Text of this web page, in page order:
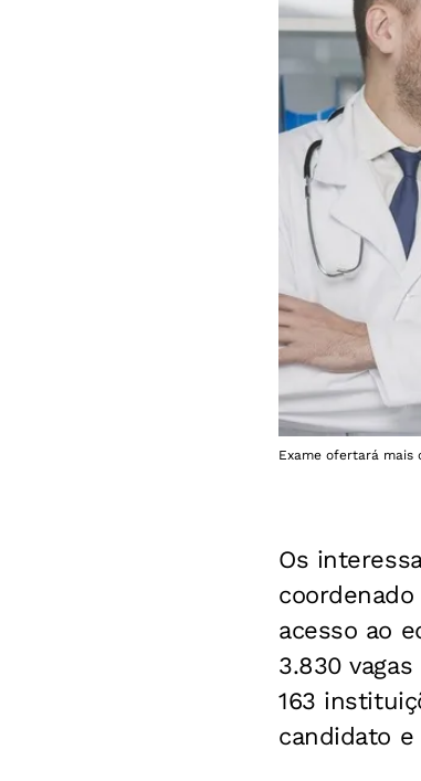
Exame ofertará mais
Os
acesso ao
3.830
163
candidato